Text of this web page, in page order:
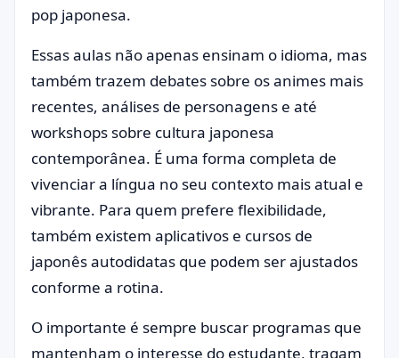
pop japonesa.
Essas aulas não apenas ensinam o idioma, mas
também trazem debates sobre os animes mais
recentes, análises de personagens e até
workshops sobre cultura japonesa
contemporânea. É uma forma completa de
vivenciar a língua no seu contexto mais atual e
vibrante. Para quem prefere flexibilidade,
também existem aplicativos e cursos de
japonês autodidatas que podem ser ajustados
conforme a rotina.
O importante é sempre buscar programas que
mantenham o interesse do estudante, tragam